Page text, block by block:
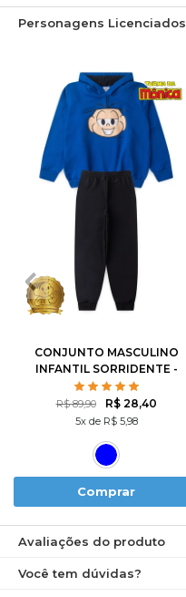
Personagens Licenciados
1 3 4
CONJUNTO MASCULINO
INFANTIL SORRIDENTE -
TURMA DA MÔNICA
R$ 89,90 R$ 28,40
5x de R$ 5,98
Comprar
Avaliações do produto
Você tem dúvidas?